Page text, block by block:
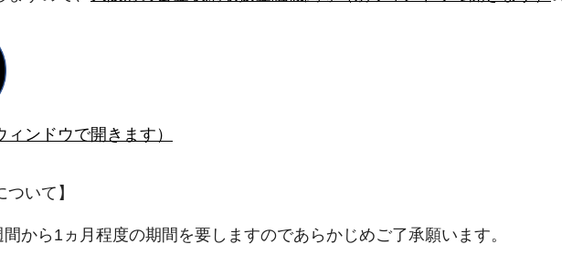
ィンドウで開きます）
いて】
から1ヵ月程度の期間を要しますのであらかじめご了承願います。